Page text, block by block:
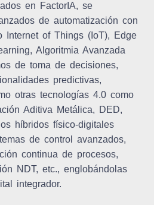
en FactorIA, se
de automatización con
Internet of Things (IoT), Edge
Algoritmia Avanzada
de toma de decisiones,
predictivas,
otras tecnologías 4.0 como
Aditiva Metálica, DED,
híbridos físico-digitales
de control avanzados,
continua de procesos,
NDT, etc., englobándolas
integrador.